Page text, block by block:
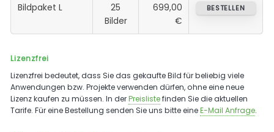
Bildpaket L
25
Bilder
699,00
€
BESTELLEN
Lizenzfrei
Lizenzfrei bedeutet, dass Sie das gekaufte Bild für beliebig viele
Anwendungen bzw. Projekte verwenden dürfen, ohne eine neue
Lizenz kaufen zu müssen. In derPreislistefinden Sie die aktuellen
Tarife. Für eine Bestellung senden Sie uns bitte eineE-Mail Anfrage.